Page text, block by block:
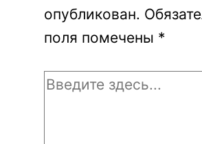
опубликован.
поля помечены *